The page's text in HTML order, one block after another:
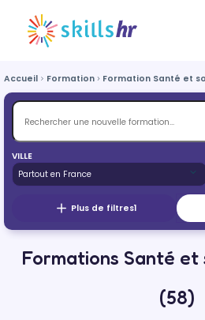
Accueil Formation Formation Santé et
VILLE
Plus de filtres1
Formations Santé et
(58)